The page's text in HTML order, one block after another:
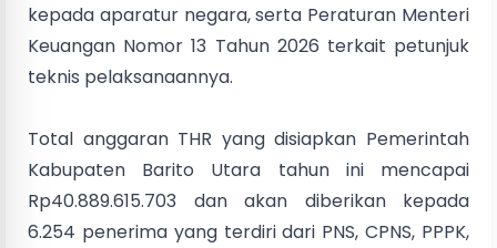
kepada aparatur negara, serta Peraturan Menteri
Keuangan Nomor 13 Tahun 2026 terkait petunjuk
teknis pelaksanaannya.
Total anggaran THR yang disiapkan Pemerintah
Kabupaten Barito Utara tahun ini mencapai
Rp40.889.615.703 dan akan diberikan kepada
6.254 penerima yang terdiri dari PNS, CPNS, PPPK,